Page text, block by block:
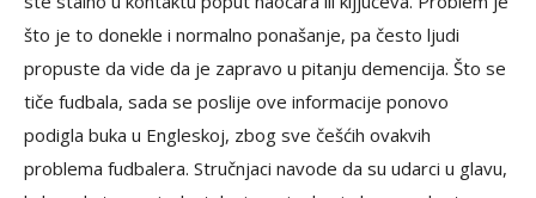
što je to donekle i normalno ponašanje, pa često ljudi
propuste da vide da je zapravo u pitanju demencija. Što se
tiče fudbala, sada se poslije ove informacije ponovo
podigla buka u Engleskoj, zbog sve češćih ovakvih
problema fudbalera. Stručnjaci navode da su udarci u glavu,